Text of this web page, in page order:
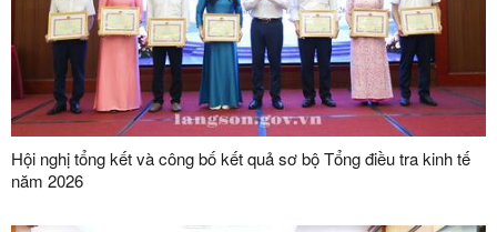
Hội nghị tổng kết và công bố kết quả sơ bộ Tổng điều tra kinh tế
năm 2026